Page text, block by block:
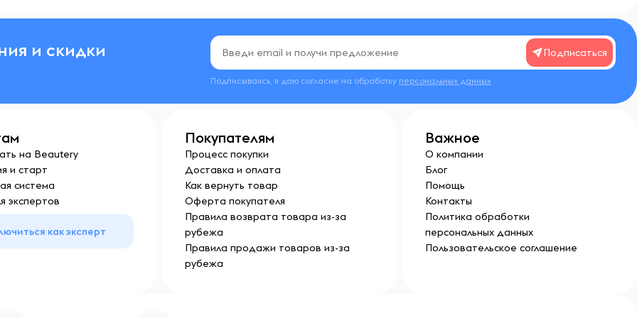
только по назначению
и скидки Подписаться
Подписываясь, я даю согласие на обработку персональных данных
на Beautery
и старт
система
экспертов
как эксперт
Покупателям
Процесс покупки
Доставка и оплата
Как вернуть товар
Оферта покупателя
Правила возврата товара из-за
рубежа
Правила продажи товаров из-за
рубежа
Важное
О компании
Блог
Помощь
Контакты
Политика обработки
персональных данных
Пользовательское соглашение